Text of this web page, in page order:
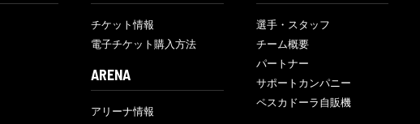
チケット情報
電子チケット購入方法
ARENA
アリーナ情報
選手・スタッフ
チーム概要
パートナー
サポートカンパニー
ペスカドーラ自販機